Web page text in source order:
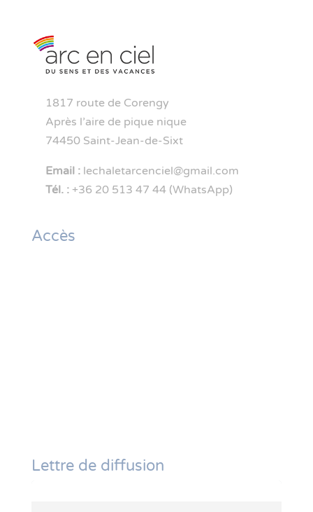
1817 route de Corengy
Après l’aire de pique nique
74450 Saint-Jean-de-Sixt
Email :lechaletarcenciel@gmail.com
Tél. : +36 20 513 47 44 (WhatsApp)
Accès
Lettre de diffusion